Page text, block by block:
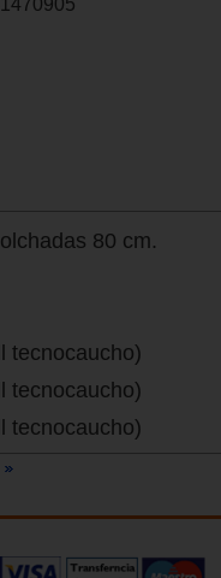
80 cm.
tecnocaucho)
tecnocaucho)
tecnocaucho)